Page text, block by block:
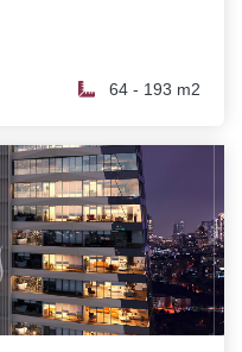
64 - 193 m2